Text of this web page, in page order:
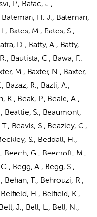
P., Batac, J.,
Bateman, H. J., Bateman,
Bates, M., Bates, S.,
D., Batty, A., Batty,
Bautista, C., Bawa, F.,
M., Baxter, N., Baxter,
Bazaz, R., Bazli, A.,
K., Beak, P., Beale, A.,
Beattie, S., Beaumont,
Beavis, S., Beazley, C.,
S., Beddall, H.,
Beech, G., Beecroft, M.,
Begg, A., Begg, S.,
Behan, T., Behrouzi, R.,
H., Belfield, K.,
J., Bell, L., Bell, N.,